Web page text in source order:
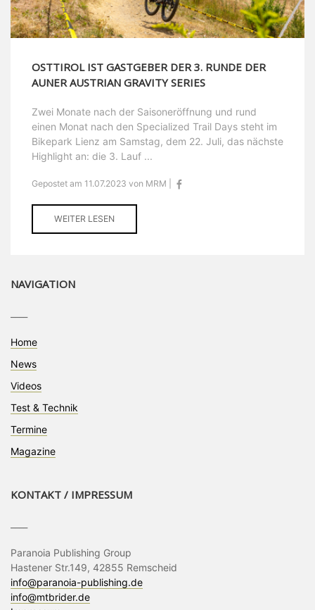
OSTTIROL IST GASTGEBER DER 3. RUNDE DER
AUNER AUSTRIAN GRAVITY SERIES
Zwei Monate nach der Saisoneröffnung und rund
einen Monat nach den Specialized Trail Days steht im
Bikepark Lienz am Samstag, dem 22. Juli, das nächste
Highlight an: die 3. Lauf ...
Gepostet am 11.07.2023 von MRM |
WEITER LESEN
NAVIGATION
Home
News
Videos
Test & Technik
Termine
Magazine
KONTAKT / IMPRESSUM
Paranoia Publishing Group
Hastener Str.149, 42855 Remscheid
info@paranoia-publishing.de
info@mtbrider.de